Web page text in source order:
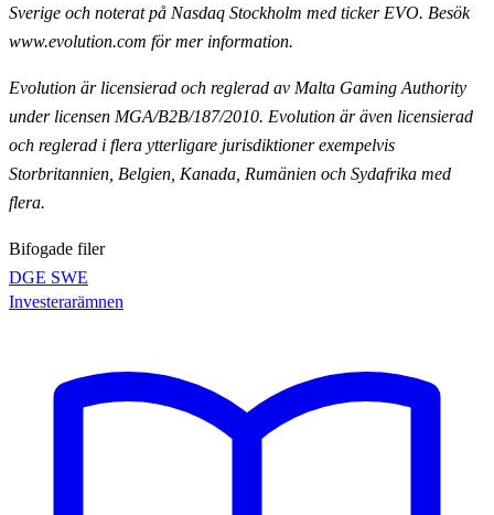
Sverige och noterat på Nasdaq Stockholm med ticker EVO. Besök
www.evolution.com för mer information.
Evolution är licensierad och reglerad av Malta Gaming Authority
under licensen MGA/B2B/187/2010. Evolution är även licensierad
och reglerad i flera ytterligare jurisdiktioner exempelvis
Storbritannien, Belgien, Kanada, Rumänien och Sydafrika med
flera.
Bifogade filer
DGE SWE
Investerarämnen